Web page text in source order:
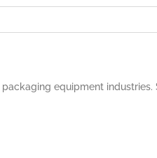
equipment